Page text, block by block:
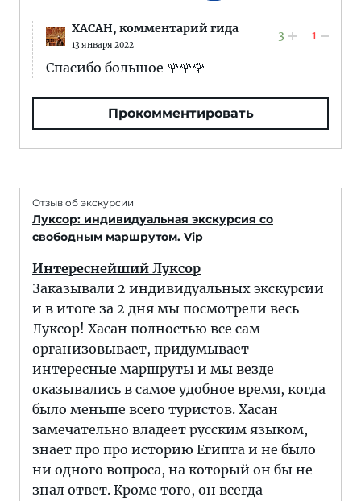
XACAH, комментарий гида
13 января 2022
3 1
Спасибо большое 🌹🌹🌹
Прокомментировать
Отзыв об экскурсии
Луксор: индивидуальная экскурсия со
свободным маршрутом. Vip
Интереснейший Луксор
Заказывали 2 индивидуальных экскурсии
и в итоге за 2 дня мы посмотрели весь
Луксор! Хасан полностью все сам
организовывает, придумывает
интересные маршруты и мы везде
оказывались в самое удобное время, когда
было меньше всего туристов. Хасан
замечательно владеет русским языком,
знает про про историю Египта и не было
ни одного вопроса, на который он бы не
знал ответ. Кроме того, он всегда